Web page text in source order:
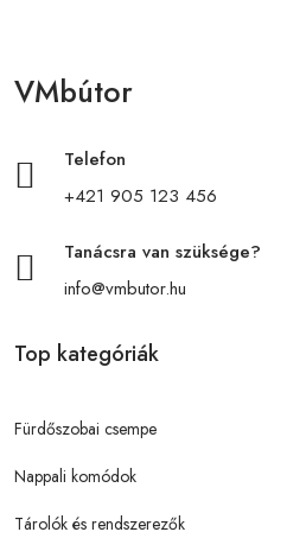
VMbútor
Telefon
+421 905 123 456
Tanácsra van szüksége?
info@vmbutor.hu
Top kategóriák
Fürdőszobai csempe
Nappali komódok
Tárolók és rendszerezők